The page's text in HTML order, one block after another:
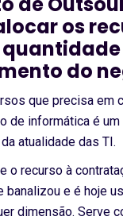
os
do
que precisa em
de informática é
atualidade das TI.
o recurso à
banalizou e é hoje
dimensão. Serve